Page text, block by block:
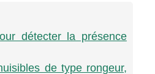
détecter la présence
de type rongeur,